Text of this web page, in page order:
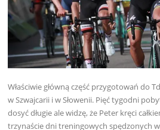
Właściwie główną część przygotowań do
w Szwajcarii i w Słowenii. Pięć tygodni
dosyć długie ale widzę, że Peter kręci
trzynaście dni treningowych spędzonych